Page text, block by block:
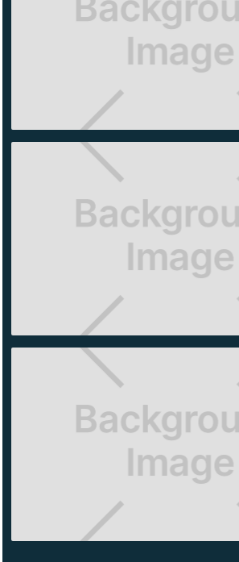
ALO
ANTARA
OLD
PUNTO